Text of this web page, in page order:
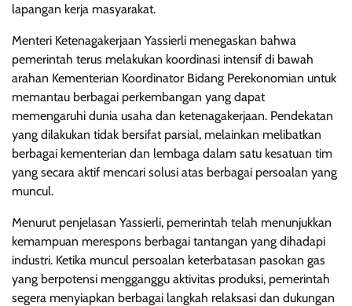
lapangan kerja masyarakat.
Menteri Ketenagakerjaan Yassierli menegaskan bahwa
pemerintah terus melakukan koordinasi intensif di bawah
arahan Kementerian Koordinator Bidang Perekonomian untuk
memantau berbagai perkembangan yang dapat
memengaruhi dunia usaha dan ketenagakerjaan. Pendekatan
yang dilakukan tidak bersifat parsial, melainkan melibatkan
berbagai kementerian dan lembaga dalam satu kesatuan tim
yang secara aktif mencari solusi atas berbagai persoalan yang
muncul.
Menurut penjelasan Yassierli, pemerintah telah menunjukkan
kemampuan merespons berbagai tantangan yang dihadapi
industri. Ketika muncul persoalan keterbatasan pasokan gas
yang berpotensi mengganggu aktivitas produksi, pemerintah
segera menyiapkan berbagai langkah relaksasi dan dukungan